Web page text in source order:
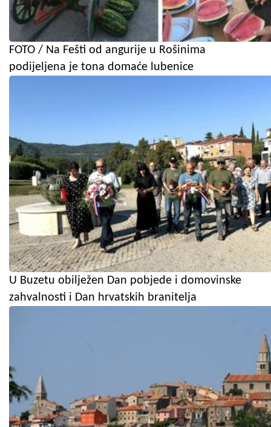
FOTO / Na Fešti od angurije u Rošinima
podijeljena je tona domaće lubenice
U Buzetu obilježen Dan pobjede i domovinske
zahvalnosti i Dan hrvatskih branitelja